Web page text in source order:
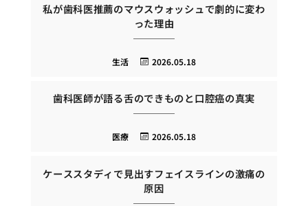
私が歯科医推薦のマウスウォッシュで劇的に変わ
った理由
2026.05.18
生活
歯科医師が語る舌のできものと口腔癌の真実
2026.05.18
医療
ケーススタディで見出すフェイスラインの激痛の
原因